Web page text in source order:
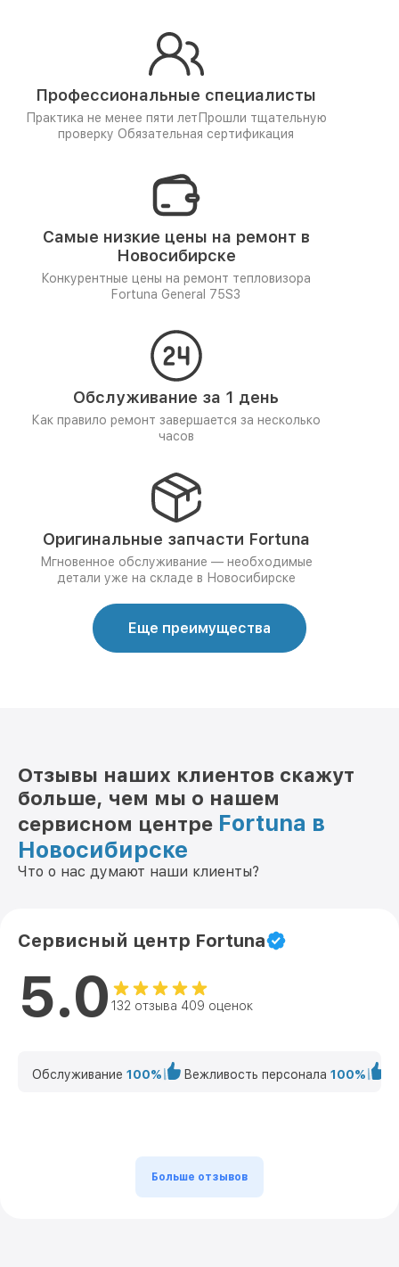
Профессиональные специалисты
Практика не менее пяти лет Прошли тщательную
проверку Обязательная сертификация
Самые низкие цены на ремонт в
Новосибирске
Конкурентные цены на ремонт тепловизора
Fortuna General 75S3
Обслуживание за 1 день
Как правило ремонт завершается за несколько
часов
Оригинальные запчасти Fortuna
Мгновенное обслуживание — необходимые
детали уже на складе в Новосибирске
Еще преимущества
Отзывы наших клиентов скажут
больше, чем мы о нашем
сервисном центре Fortuna в
Новосибирске
Что о нас думают наши клиенты?
Сервисный центр Fortuna
5.0 132 отзыва 409 оценок
Обслуживание 100% Вежливость персонала 100%
Больше отзывов